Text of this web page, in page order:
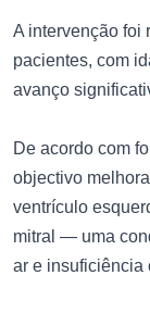
A intervenção foi
pacientes, com
avanço
De acordo com
objectivo
ventrículo
mitral — uma
ar e insuficiência